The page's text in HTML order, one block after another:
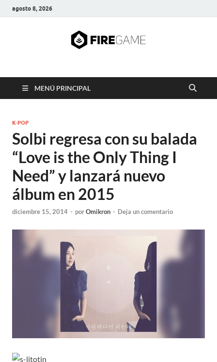
agosto 8, 2026
FIRE GAME
MENÚ PRINCIPAL
K-POP
Solbi regresa con su balada
“Love is the Only Thing I
Need” y lanzará nuevo
álbum en 2015
diciembre 15, 2014 - porOmikron - Deja un comentario